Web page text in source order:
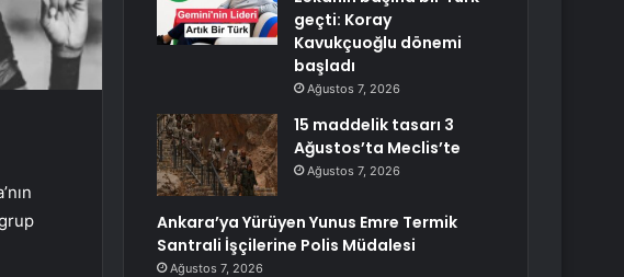
geçti: Koray
Kavukçuoğlu dönemi
başladı
Ağustos 7, 2026
15 maddelik tasarı 3
Ağustos’ta Meclis’te
Ağustos 7, 2026
Ankara’ya Yürüyen Yunus Emre Termik
Santrali İşçilerine Polis Müdalesi
Ağustos 7, 2026